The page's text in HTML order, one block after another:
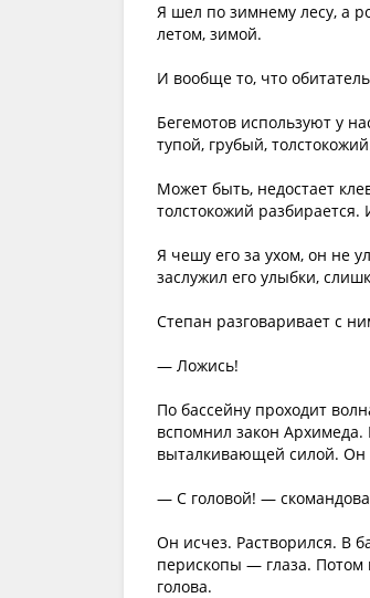
Я шел по зимнему лесу, а
летом, зимой.
И вообще то, что
Бегемотов используют у
тупой, грубый,
Может быть, недостает
толстокожий разбирается.
Я чешу его за ухом, он не
заслужил его улыбки,
Степан разговаривает с
— Ложись!
По бассейну проходит
вспомнил закон Архимеда.
выталкивающей силой.
— С головой! —
Он исчез. Растворился. В
перископы — глаза.
голова.